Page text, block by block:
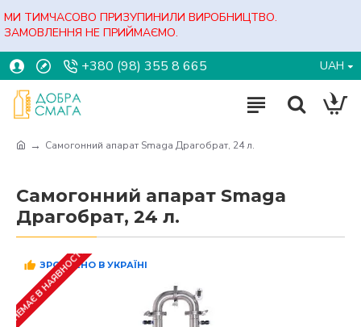
МИ ТИМЧАСОВО ПРИЗУПИНИЛИ ВИРОБНИЦТВО.
ЗАМОВЛЕННЯ НЕ ПРИЙМАЄМО.
+380 (98) 355 8 665 UAH
Самогонний апарат Smaga Драгобрат, 24 л.
Самогонний апарат Smaga
Драгобрат, 24 л.
ЗРОБЛЕНО В УКРАЇНІ
НЕМАЄ В НАЯВНОСТІ